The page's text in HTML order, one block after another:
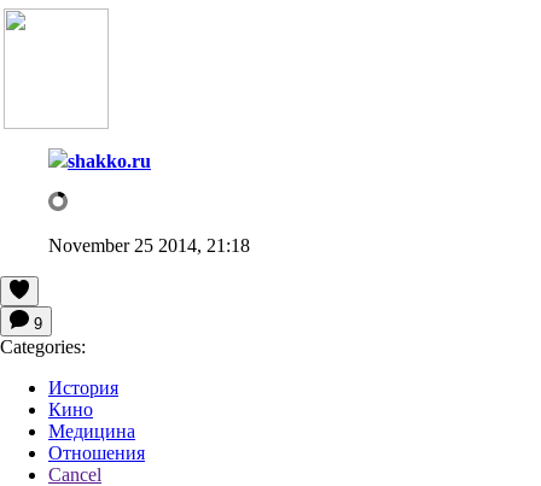
shakko.ru
November 25 2014, 21:18
9
Categories:
История
Кино
Медицина
Отношения
Cancel